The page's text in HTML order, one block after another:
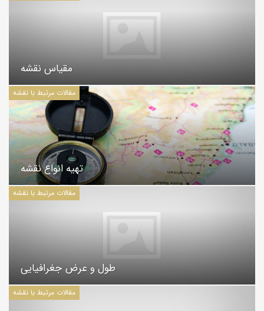
مقیاس نقشه
مقالات مرتبط با نقشه
تهیه انواع نقشه
مقالات مرتبط با نقشه
طول و عرض جغرافیایی
مقالات مرتبط با نقشه